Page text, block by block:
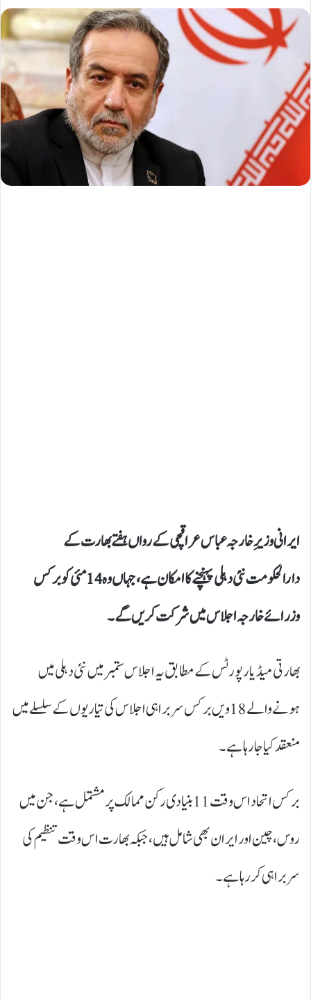
ایرانی وزیرِ خارجہ عباس عراقچی کے رواں ہفتے بھارت کے
دارالحکومت نئی دہلی پہنچنے کا امکان ہے، جہاں وہ 14 مئی کو برکس
وزرائے خارجہ اجلاس میں شرکت کریں گے۔
بھارتی میڈیا رپورٹس کے مطابق یہ اجلاس ستمبر میں نئی دہلی میں
ہونے والے 18 ویں برکس سربراہی اجلاس کی تیاریوں کے سلسلے میں
منعقد کیا جا رہا ہے۔
برکس اتحاد اس وقت 11 بنیادی رکن ممالک پر مشتمل ہے، جن میں
روس، چین اور ایران بھی شامل ہیں، جبکہ بھارت اس وقت تنظیم کی
سربراہی کر رہا ہے۔